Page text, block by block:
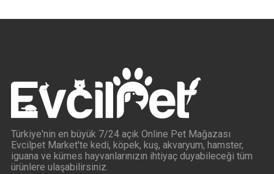
Türkiye'nin en büyük 7/24 açık Online Pet Mağazası
Evcilpet Market'te kedi, köpek, kuş, akvaryum, hamster,
iguana ve kümes hayvanlarınızın ihtiyaç duyabileceği tüm
ürünlere ulaşabilirsiniz.